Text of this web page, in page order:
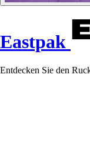
Eastpak
Entdecken Sie den